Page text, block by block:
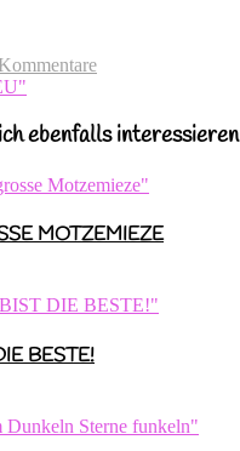
ebenfalls interessieren
MOTZEMIEZE
BESTE!